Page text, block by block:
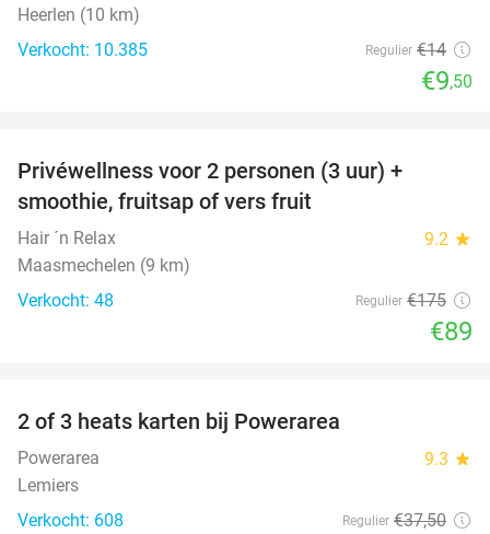
Heerlen (10 km)
Verkocht: 10.385
Regulier €14
€9,50
Privéwellness voor 2 personen (3 uur) +
smoothie, fruitsap of vers fruit
Hair ´n Relax 9.2 star
Maasmechelen (9 km)
Verkocht: 48
Regulier €175
€89
2 of 3 heats karten bij Powerarea
Powerarea 9.3 star
Lemiers
Verkocht: 608
Regulier €37,50